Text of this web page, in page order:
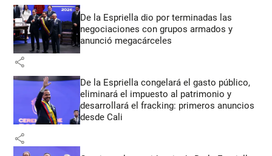
De la Espriella dio por terminadas las
negociaciones con grupos armados y
anunció megacárceles
share
De la Espriella congelará el gasto público,
eliminará el impuesto al patrimonio y
desarrollará el fracking: primeros anuncios
desde Cali
share